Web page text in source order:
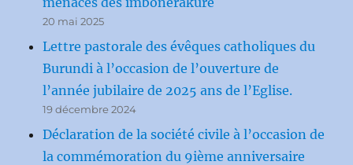
20 mai 2025
Lettre pastorale des évêques catholiques du
Burundi à l’occasion de l’ouverture de
l’année jubilaire de 2025 ans de l’Eglise.
19 décembre 2024
Déclaration de la société civile à l’occasion de
la commémoration du 9ième anniversaire